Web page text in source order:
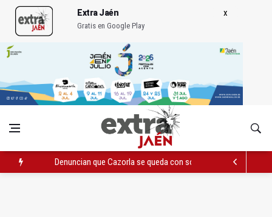
Extra Jaén
Gratis en Google Play
Denuncian que Cazorla se queda con solo dos bomberos por